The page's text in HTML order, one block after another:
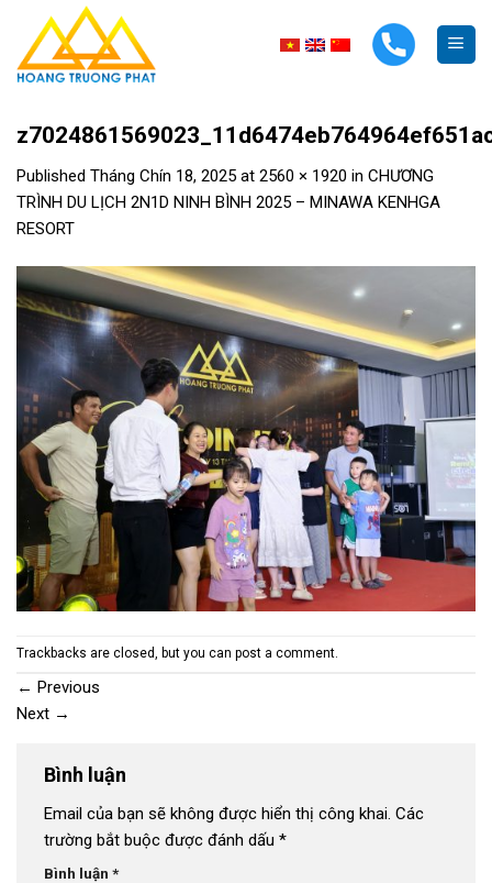
content
Published Tháng Chín 18, 2025 at 2560 × 1920 in CHƯƠNG
TRÌNH DU LỊCH 2N1D NINH BÌNH 2025 – MINAWA KENHGA
RESORT
Trackbacks are closed, but you can post a comment.
← Previous
Next →
Bình luận
Email của bạn sẽ không được hiển thị công khai. Các
trường bắt buộc được đánh dấu *
Bình luận *